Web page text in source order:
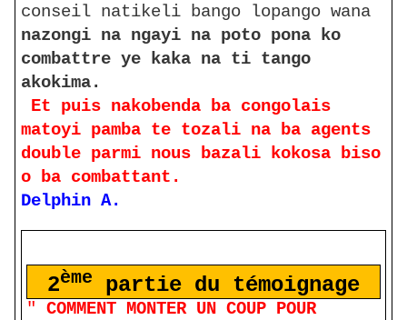
conseil natikeli bango lopango wana
nazongi na ngayi na poto pona ko
combattre ye kaka na ti tango
akokima.
Et puis nakobenda ba congolais
matoyi pamba te tozali na ba agents
double parmi nous bazali kokosa biso
o ba combattant.
Delphin A.
2ème partie du témoignage
"COMMENT MONTER UN COUP POUR